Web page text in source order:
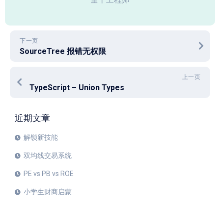
下一页
SourceTree 报错无权限
上一页
TypeScript – Union Types
近期文章
解锁新技能
双均线交易系统
PE vs PB vs ROE
小学生财商启蒙